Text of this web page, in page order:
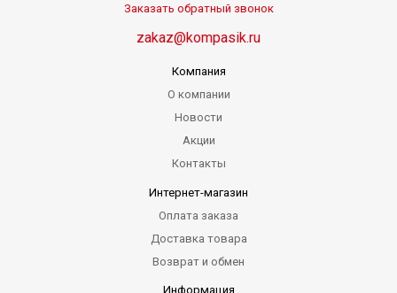
Заказать обратный звонок
zakaz@kompasik.ru
Компания
О компании
Новости
Акции
Контакты
Интернет-магазин
Оплата заказа
Доставка товара
Возврат и обмен
Информация